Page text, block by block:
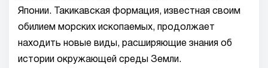
Японии. Такикавская формация, известная своим
обилием морских ископаемых, продолжает
находить новые виды, расширяющие знания об
истории окружающей среды Земли.